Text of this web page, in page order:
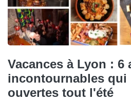
Vacances à Lyon : 6
incontournables qui
ouvertes tout l'été